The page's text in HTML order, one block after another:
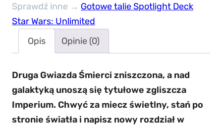
Sprawdź inne → Gotowe talie Spotlight Deck
Star Wars: Unlimited
Opis
Opinie (0)
Druga Gwiazda Śmierci zniszczona, a nad
galaktyką unoszą się tytułowe zgliszcza
Imperium. Chwyć za miecz świetlny, stań po
stronie światła i napisz nowy rozdział w